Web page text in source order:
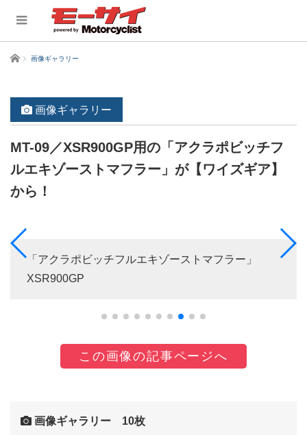
ホーム 画像ギャラリー
画像ギャラリー
MT-09／XSR900GP用の「アクラポビッチフ
ルエキゾーストマフラー」が【ワイズギア】
から！
「アクラポビッチフルエキゾーストマフラー」
XSR900GP
この画像の記事ページへ
画像ギャラリー 10枚